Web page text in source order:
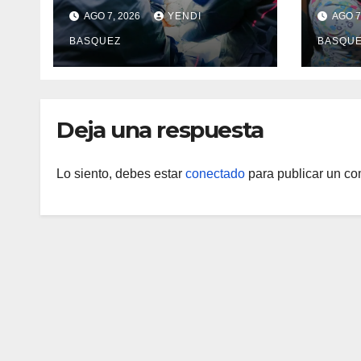
Dr. Pedro Del Corral en
Guárico
AGO 7, 2026 YENDI
BASQUEZ
de
AGO
Deja una respuesta
Lo siento, debes estar conectado para publicar un